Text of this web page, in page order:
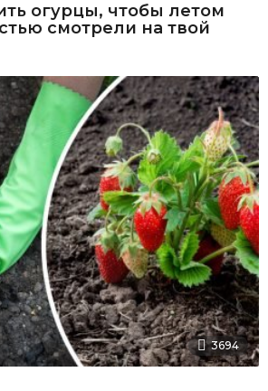
огурцы, чтобы летом
смотрели на твой
3694